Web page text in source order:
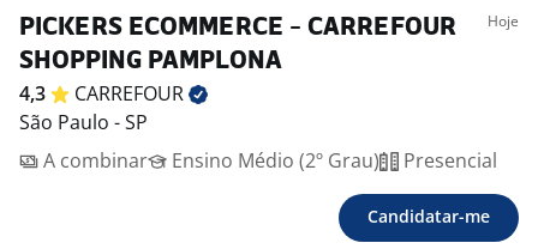
PICKERS ECOMMERCE - CARREFOUR
SHOPPING PAMPLONA
Hoje
4,3
CARREFOUR
São Paulo - SP
A combinar
Ensino Médio (2º Grau) Presencial
Candidatar-me